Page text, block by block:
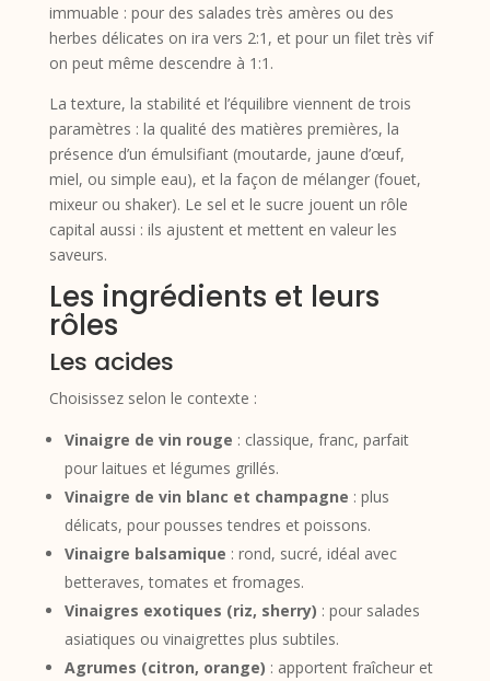
immuable : pour des salades très amères ou des
herbes délicates on ira vers 2:1, et pour un filet très vif
on peut même descendre à 1:1.
La texture, la stabilité et l’équilibre viennent de trois
paramètres : la qualité des matières premières, la
présence d’un émulsifiant (moutarde, jaune d’œuf,
miel, ou simple eau), et la façon de mélanger (fouet,
mixeur ou shaker). Le sel et le sucre jouent un rôle
capital aussi : ils ajustent et mettent en valeur les
saveurs.
Les ingrédients et leurs
rôles
Les acides
Choisissez selon le contexte :
Vinaigre de vin rouge : classique, franc, parfait
pour laitues et légumes grillés.
Vinaigre de vin blanc et champagne : plus
délicats, pour pousses tendres et poissons.
Vinaigre balsamique : rond, sucré, idéal avec
betteraves, tomates et fromages.
Vinaigres exotiques (riz, sherry) : pour salades
asiatiques ou vinaigrettes plus subtiles.
Agrumes (citron, orange) : apportent fraîcheur et